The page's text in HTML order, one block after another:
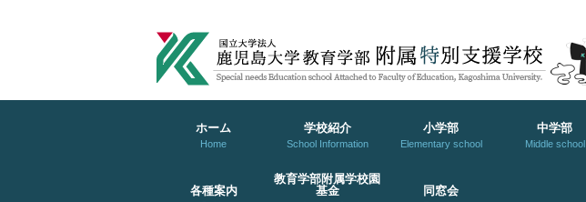
ホーム
Home
学校紹介
School Information
小学部
Elementary school
中学部
Middle school
各種案内
教育学部附属学校園
基金
同窓会